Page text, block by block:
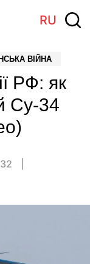
RU
ВІЙНА
РФ: як
Су-34